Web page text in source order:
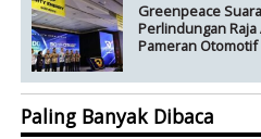
Greenpeace
Perlindungan Raja
Pameran Otomotif
Paling Banyak Dibaca